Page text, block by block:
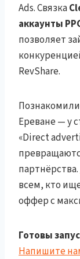
Ads. Связка
аккаунты
позволяет
RevShare.
Ереване — у
«Direct
партнёрства.
всем, кто
оффер с
Готовы
Напишите